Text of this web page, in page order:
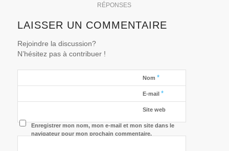
RÉPONSES
LAISSER UN COMMENTAIRE
Rejoindre la discussion?
N’hésitez pas à contribuer !
Nom *
E-mail *
Site web
Enregistrer mon nom, mon e-mail et mon site dans le
navigateur pour mon prochain commentaire.